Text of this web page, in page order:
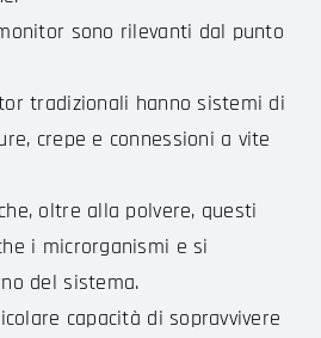
sono rilevanti dal punto
tradizionali hanno sistemi di
crepe e connessioni a vite
oltre alla polvere, questi
i microrganismi e si
del sistema.
capacità di sopravvivere